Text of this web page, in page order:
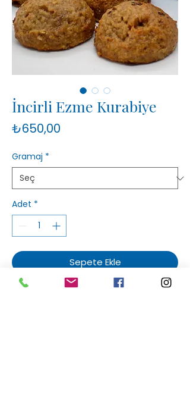
İncirli Ezme Kurabiye
₺650,00
Gramaj *
Adet *
Sepete Ekle